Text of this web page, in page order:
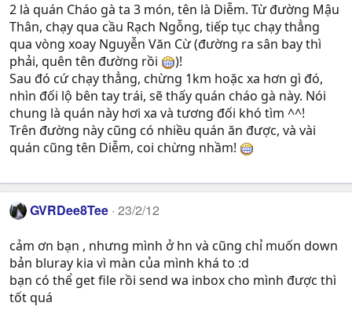
2 là quán Cháo gà ta 3 món, tên là Diễm. Từ đường Mậu
Thân, chạy qua cầu Rạch Ngỗng, tiếp tục chạy thẳng
qua vòng xoay Nguyễn Văn Cừ (đường ra sân bay thì
phải, quên tên đường rồi
)!
Sau đó cứ chạy thẳng, chừng 1km hoặc xa hơn gì đó,
nhìn đối lộ bên tay trái, sẽ thấy quán cháo gà này. Nói
chung là quán này hơi xa và tương đối khó tìm ^^!
Trên đường này cũng có nhiều quán ăn được, và vài
quán cũng tên Diễm, coi chừng nhầm!
GVRDee8Tee 23/2/12
cảm ơn bạn , nhưng mình ở hn và cũng chỉ muốn down
bản bluray kia vì màn của mình khá to :d
bạn có thể get file rồi send wa inbox cho mình được thì
tốt quá